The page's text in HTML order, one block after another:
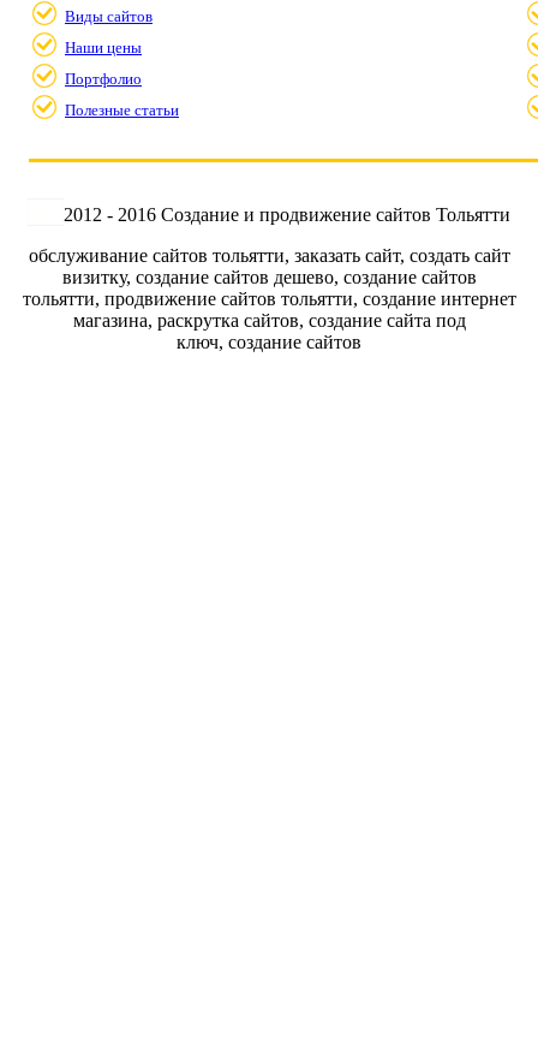
Виды сайтов
Наши цены
Портфолио
Полезные статьи
2012 - 2016 Создание и продвижение сайтов Тольятти
обслуживание сайтов тольятти, заказать сайт, создать сайт
визитку, создание сайтов дешево, создание сайтов
тольятти, продвижение сайтов тольятти, создание интернет
магазина, раскрутка сайтов, создание сайта под
ключ, создание сайтов